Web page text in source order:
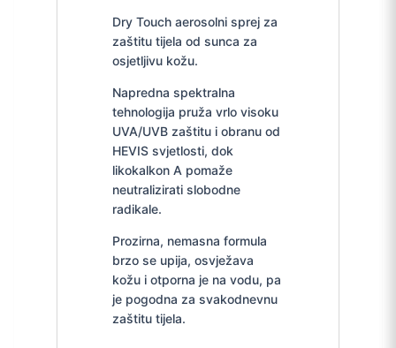
Dry Touch aerosolni sprej za
zaštitu tijela od sunca za
osjetljivu kožu.
Napredna spektralna
tehnologija pruža vrlo visoku
UVA/UVB zaštitu i obranu od
HEVIS svjetlosti, dok
likokalkon A pomaže
neutralizirati slobodne
radikale.
Prozirna, nemasna formula
brzo se upija, osvježava
kožu i otporna je na vodu, pa
je pogodna za svakodnevnu
zaštitu tijela.